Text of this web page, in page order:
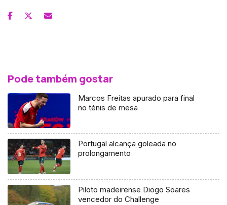
Pode também gostar
Marcos Freitas apurado para final
no ténis de mesa
Portugal alcança goleada no
prolongamento
Piloto madeirense Diogo Soares
vencedor do Challenge